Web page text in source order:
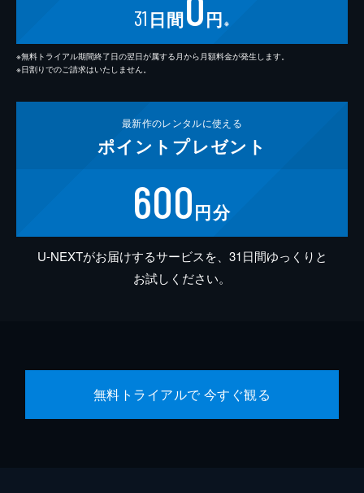
31 日間 円 ※
※無料トライアル期間終了日の翌日が属する月から月額料金が発生します。
※日割りでのご請求はいたしません。
最新作のレンタルに使える
ポイント プレゼント
600円分
U-NEXTがお届けするサービスを、31日間ゆっくりと
お試しください。
無料トライアルで 今すぐ観る